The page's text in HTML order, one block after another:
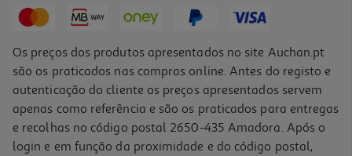
Os preços dos produtos apresentados no site Auchan.pt
são os praticados nas compras online. Antes do registo e
autenticação do cliente os preços apresentados servem
apenas como referência e são os praticados para entregas
e recolhas no código postal 2650-435 Amadora. Após o
login e em função da proximidade e do código postal,